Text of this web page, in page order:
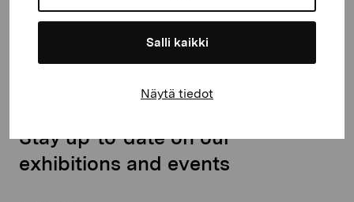
Salli kaikki
Näytä tiedot
Stay up-to-date on our
exhibitions and events